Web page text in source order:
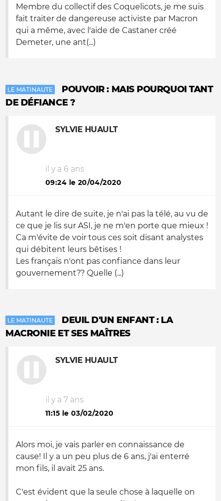
Membre du collectif des Coquelicots, je me suis
fait traiter de dangereuse activiste par Macron
qui a même, avec l'aide de Castaner créé
Demeter, une ant(...)
LE MATINAUTE
POUVOIR : MAIS POURQUOI TANT
DE DÉFIANCE ?
SYLVIE HUAULT
il y a 6 ans
09:24 le 20/04/2020
Autant le dire de suite, je n'ai pas la télé, au vu de
ce que je lis sur ASI, je ne m'en porte que mieux !
Ca m'évite de voir tous ces soit disant analystes
qui débitent leurs bêtises !
Les français n'ont pas confiance dans leur
gouvernement?? Quelle (...)
LE MATINAUTE
DEUIL D'UN ENFANT : LA
MACRONIE ET SES MAÎTRES
SYLVIE HUAULT
il y a 7 ans
11:15 le 03/02/2020
Alors moi, je vais parler en connaissance de
cause! Il y a un peu plus de 6 ans, j'ai enterré
mon fils, il avait 25 ans.
C'est évident que la seule chose à laquelle on